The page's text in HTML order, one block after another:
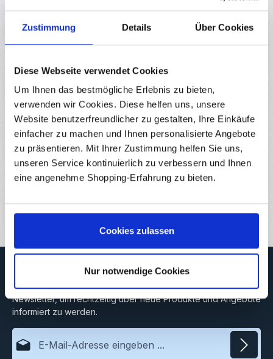
Zustimmung Details Über Cookies
Diese Webseite verwendet Cookies
Um Ihnen das bestmögliche Erlebnis zu bieten,
verwenden wir Cookies. Diese helfen uns, unsere
Website benutzerfreundlicher zu gestalten, Ihre Einkäufe
einfacher zu machen und Ihnen personalisierte Angebote
zu präsentieren. Mit Ihrer Zustimmung helfen Sie uns,
unseren Service kontinuierlich zu verbessern und Ihnen
eine angenehme Shopping-Erfahrung zu bieten.
Cookies zulassen
Nur notwendige Cookies
Creality3D
Beschreibung
Original Creality 4020 Radiallüfter 24V verschiedenste 3D-
Drucker. Der Lüfter wird am Hotend verbaut und dient zur
Kühlun…Mehr
Eigenschaften
Downloads
Bewertungen
3
Abonnieren Sie jetzt unseren regelmäßig erscheinenden
Newsletter, um rechtzeitig über neue Produkte und Angebote
informiert zu werden.
E-Mail-Adresse*